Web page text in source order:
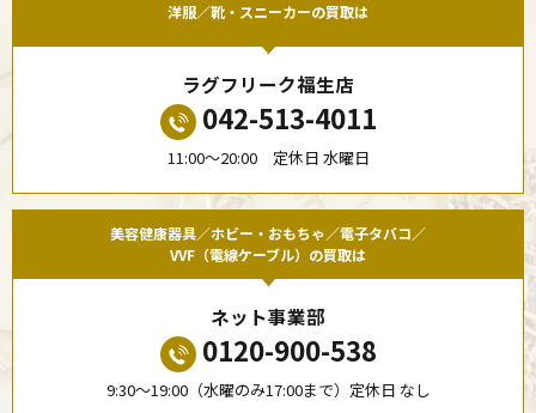
洋服／靴・スニーカーの買取は
ラグフリーク福生店
042-513-4011
11:00〜20:00 定休日 水曜日
美容健康器具／ホビー・おもちゃ／電子タバコ／
VVF（電線ケーブル）の買取は
ネット事業部
0120-900-538
9:30〜19:00（水曜のみ17:00まで）定休日 なし